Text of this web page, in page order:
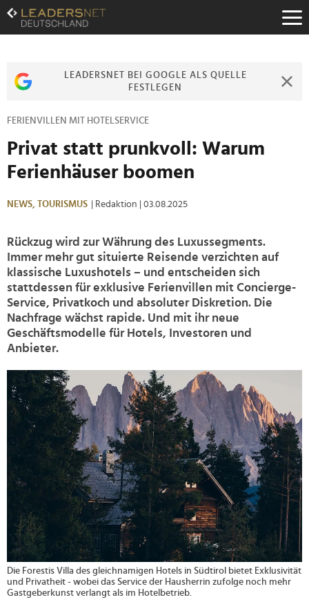
Zum
Inhalt
Zur
Zur
LEADERSNET BEI GOOGLE ALS QUELLE
FESTLEGEN
FERIENVILLEN MIT HOTELSERVICE
Privat statt prunkvoll: Warum
Ferienhäuser boomen
NEWS, TOURISMUS | Redaktion | 03.08.2025
Rückzug wird zur Währung des Luxussegments.
Immer mehr gut situierte Reisende verzichten auf
klassische Luxushotels – und entscheiden sich
stattdessen für exklusive Ferienvillen mit Concierge-
Service, Privatkoch und absoluter Diskretion. Die
Nachfrage wächst rapide. Und mit ihr neue
Geschäftsmodelle für Hotels, Investoren und
Anbieter.
Die Forestis Villa des gleichnamigen Hotels in Südtirol bietet Exklusivität
und Privatheit - wobei das Service der Hausherrin zufolge noch mehr
Gastgeberkunst verlangt als im Hotelbetrieb.